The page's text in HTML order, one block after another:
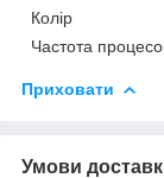
Колір
Частота
Приховати
Умови